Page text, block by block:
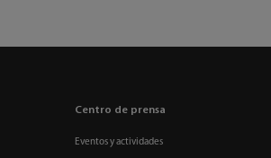
Centro de prensa
Eventos y actividades